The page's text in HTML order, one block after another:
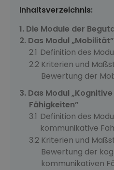
Inhaltsverzeichnis:
Die Module der
Das Modul „Mobilität”
Definition des
Kriterien und
Bewertung der
Das Modul
Fähigkeiten”
Definition des
kommunikative
Kriterien und
Bewertung der
kommunikativen